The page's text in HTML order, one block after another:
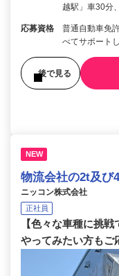
越駅」車30分
応募資格
普通自動車免
べてサポート
後で見る
NEW
物流会社の2t及び
ニッコン株式会社
正社員
【色々な車種に挑
やってみたい方もご